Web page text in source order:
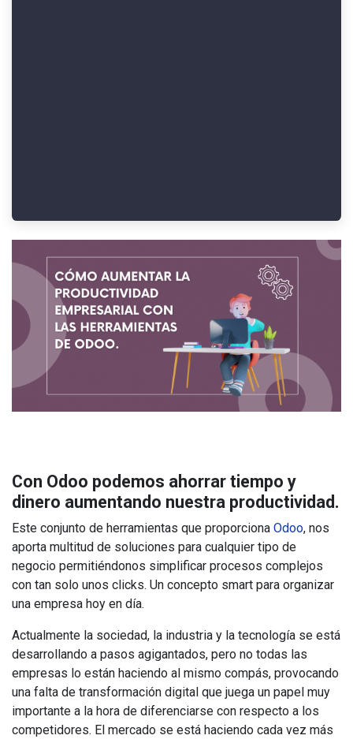
Con Odoo podemos ahorrar tiempo y
dinero aumentando nuestra productividad.
Este conjunto de herramientas que proporciona Odoo, nos
aporta multitud de soluciones para cualquier tipo de
negocio permitiéndonos simplificar procesos complejos
con tan solo unos clicks. Un concepto smart para organizar
una empresa hoy en día.
Actualmente la sociedad, la industria y la tecnología se está
desarrollando a pasos agigantados, pero no todas las
empresas lo están haciendo al mismo compás, provocando
una falta de transformación digital que juega un papel muy
importante a la hora de diferenciarse con respecto a los
competidores. El mercado se está haciendo cada vez más